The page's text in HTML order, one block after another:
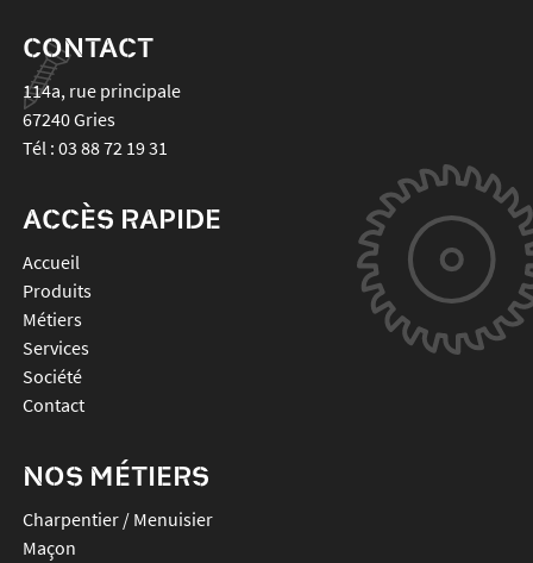
CONTACT
114a, rue principale
67240Gries
Tél : 03 88 72 19 31
ACCÈS RAPIDE
Accueil
Produits
Métiers
Services
Société
Contact
NOS MÉTIERS
Charpentier / Menuisier
Maçon